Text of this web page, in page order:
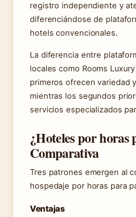
registro independiente y
diferenciándose de
hotels convencionales.
La diferencia entre
locales como Rooms
primeros ofrecen variedad
mientras los segundos
servicios especializados
¿Hoteles por horas
Comparativa
Tres patrones emergen al
hospedaje por horas para
Ventajas